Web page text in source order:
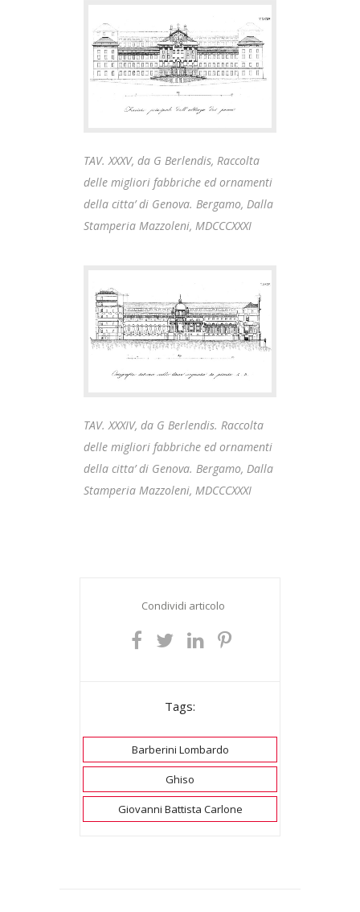
TAV. XXXV, da G Berlendis, Raccolta
delle migliori fabbriche ed ornamenti
della citta’ di Genova. Bergamo, Dalla
Stamperia Mazzoleni, MDCCCXXXI
TAV. XXXIV, da G Berlendis. Raccolta
delle migliori fabbriche ed ornamenti
della citta’ di Genova. Bergamo, Dalla
Stamperia Mazzoleni, MDCCCXXXI
Condividi articolo
Tags:
Barberini Lombardo
Ghiso
Giovanni Battista Carlone